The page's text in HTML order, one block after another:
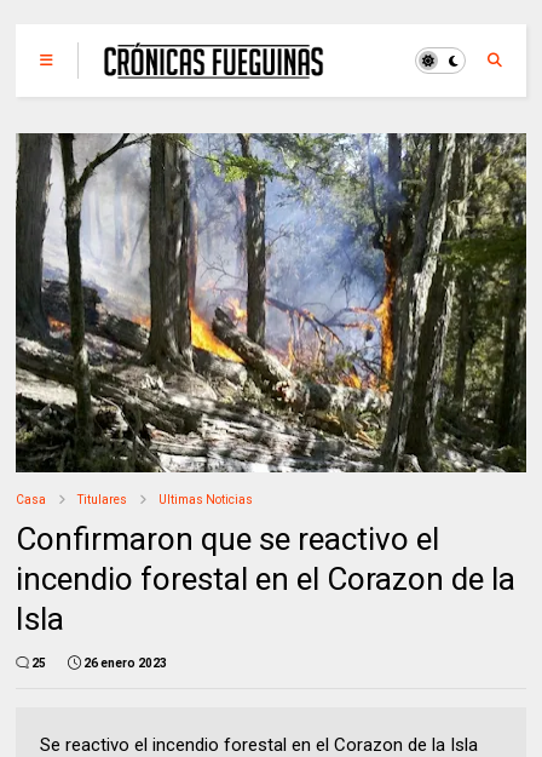
Casa Titulares Ultimas Noticias
Confirmaron que se reactivo el
incendio forestal en el Corazon de la
Isla
25 26 enero 2023
Se reactivo el incendio forestal en el Corazon de la Isla